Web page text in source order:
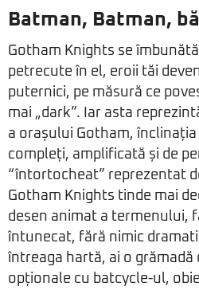
Batman, Batman,
Gotham Knights se
petrecute în el, eroii tăi
puternici, pe măsură ce
mai „dark”. Iar asta
a orașului Gotham,
compleți, amplificată și de
“întortocheat” reprezentat
Gotham Knights tinde mai
desen animat a termenului,
întunecat, fără nimic
întreaga hartă, ai o grămadă
opționale cu batcycle-ul,